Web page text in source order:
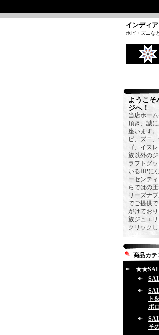
インディ
ホピ・ズニな
ようこそ
ジへ！
当店ホー
頂き、誠
座います
ピ、ズニ
ゴ、イス
族以外の
ラフトグ
いるHPに
ーセンテ
らではの
リーズナ
でご提供
がけてお
族ジュエ
クリックし
商品カテ
ト
ボ
そ